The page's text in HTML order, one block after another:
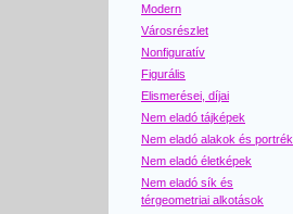
Modern
Városrészlet
Nonfiguratív
Figurális
Elismerései, díjai
Nem eladó tájképek
Nem eladó alakok és portrék
Nem eladó életképek
Nem eladó sík és
térgeometriai alkotások